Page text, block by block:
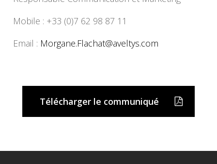
Mobile : +33 (0)7 62 98 87 11
Email : Morgane.Flachat@aveltys.com
Télécharger le communiqué